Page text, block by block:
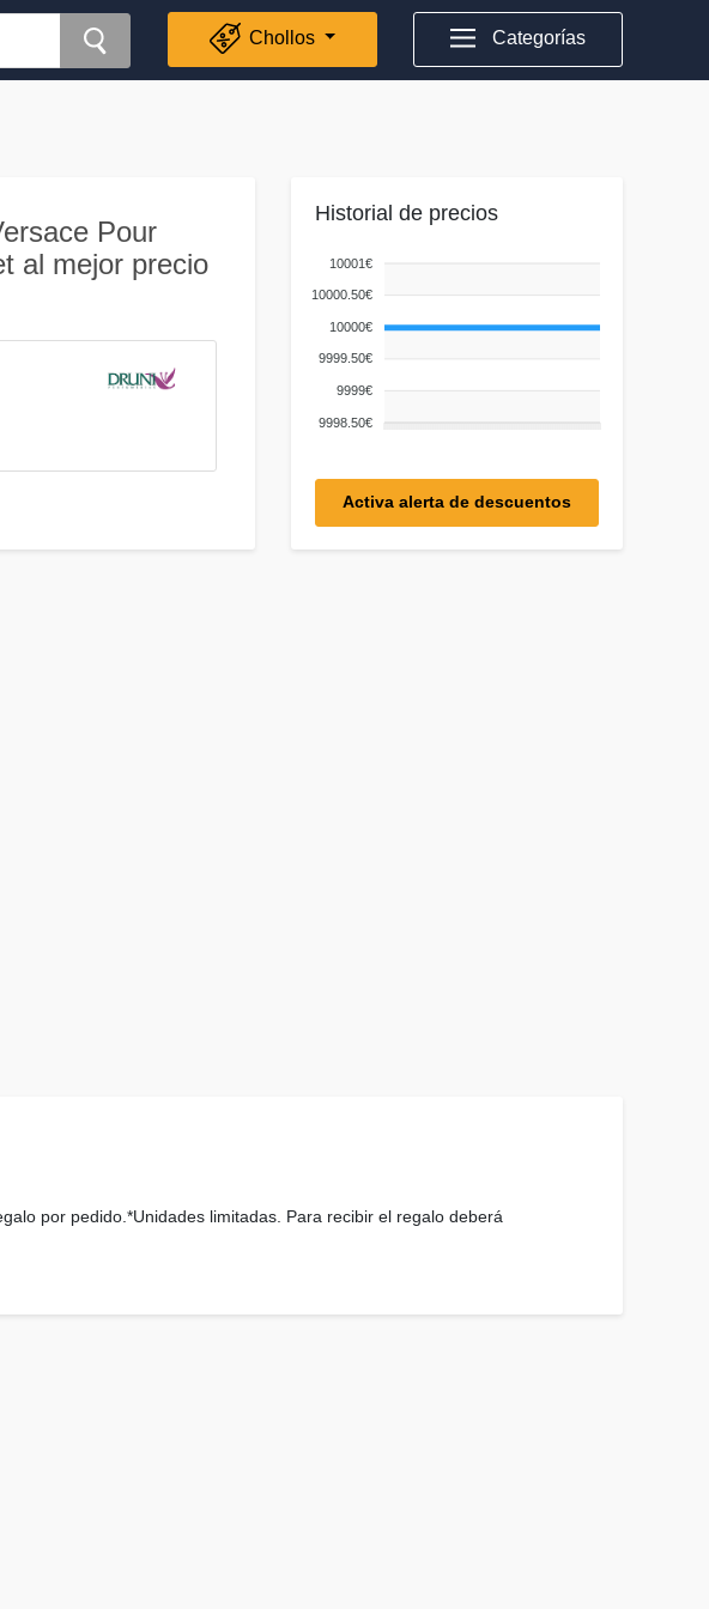
Chollos Categorías
Pour
al mejor precio
Historial de precios
10001€
10000.50€
10000€
9999.50€
9999€
9998.50€
Activa alerta de descuentos
por pedido.*Unidades limitadas. Para recibir el regalo deberá